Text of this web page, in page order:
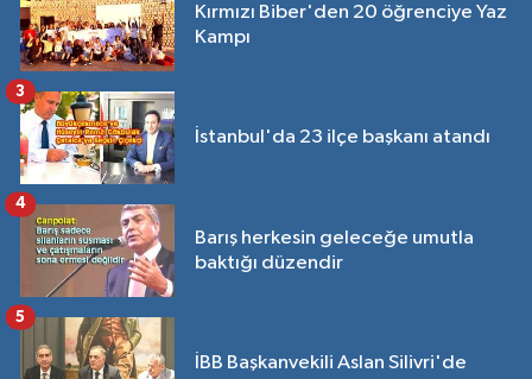
Kırmızı Biber'den 20 öğrenciye Yaz
Kampı
İstanbul'da 23 ilçe başkanı atandı
3
Barış herkesin geleceğe umutla
baktığı düzendir
4
İBB Başkanvekili Aslan Silivri'de
5